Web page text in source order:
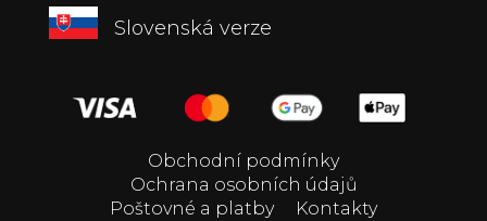
Slovenská verze
Obchodní podmínky
Ochrana osobních údajů
Poštovné a platby
Kontakty